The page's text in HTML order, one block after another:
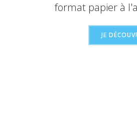
format papier à
JE